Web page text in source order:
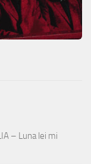
– Luna lei mi